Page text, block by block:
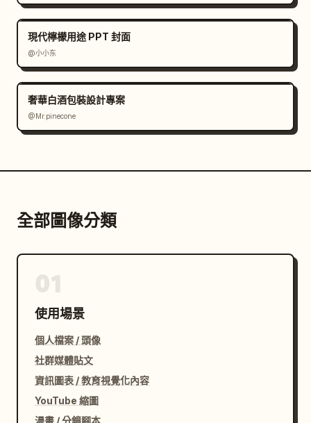
現代檸檬用途 PPT 封面
@小小东
奢華白酒包裝設計專案
@Mr.pinecone
全部圖像分類
使用場景
個人檔案 / 頭像
社群媒體貼文
資訊圖表 / 教育視覺化內容
YouTube 縮圖
漫畫 / 分鏡腳本